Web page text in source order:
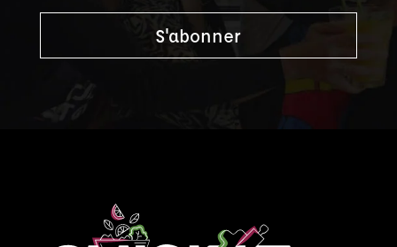
S'abonner